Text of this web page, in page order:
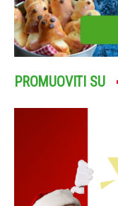
PROMUOVITI SU